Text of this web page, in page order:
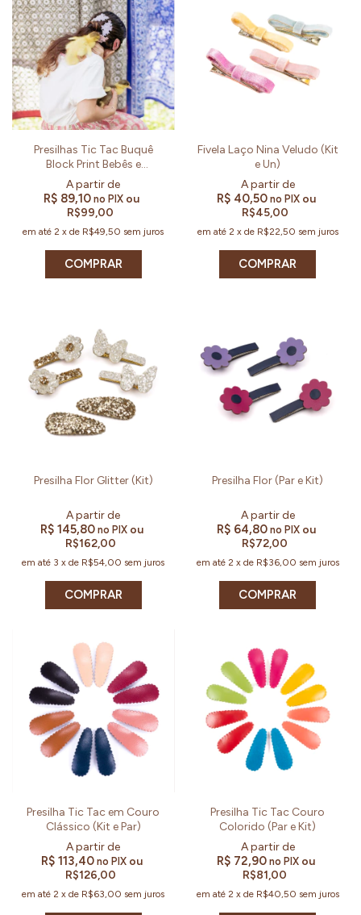
Presilhas Tic Tac Buquê
Block Print Bebês e
Meninas(Kit e Par)
R$ 89,10 no PIX ou
R$99,00
em até2 xde R$49,50 sem juros
COMPRAR
Fivela Laço Nina Veludo (Kit
e Un)
R$ 40,50no PIX ou
R$45,00
em até 2 x de R$22,50 sem juros
COMPRAR
Presilha Flor Glitter (Kit)
R$ 145,80no PIX ou
R$162,00
em até 3 xde R$54,00 sem juros
COMPRAR
Presilha Flor (Par e Kit)
R$ 64,80no PIX ou
R$72,00
em até 2 x de R$36,00 sem juros
COMPRAR
Presilha Tic Tac em Couro
Clássico (Kit e Par)
R$ 113,40no PIX ou
R$126,00
em até2 xde R$63,00 sem juros
Presilha Tic Tac Couro
Colorido (Par e Kit)
R$ 72,90 no PIX ou
R$81,00
em até 2 x de R$40,50 sem juros